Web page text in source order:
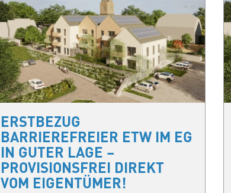
ERSTBEZUG
BARRIEREFREIER ETW IM EG
IN GUTER LAGE –
PROVISIONSFREI DIREKT
VOM EIGENTÜMER!